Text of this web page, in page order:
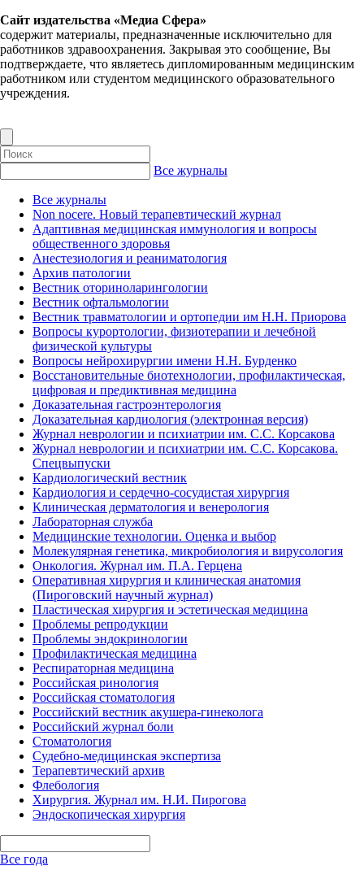
Сайт издательства «Медиа Сфера»
содержит материалы, предназначенные исключительно для
работников здравоохранения. Закрывая это сообщение, Вы
подтверждаете, что являетесь дипломированным медицинским
работником или студентом медицинского образовательного
учреждения.
Все журналы
Все журналы
Non nocere. Новый терапевтический журнал
Адаптивная медицинская иммунология и вопросы
общественного здоровья
Анестезиология и реаниматология
Архив патологии
Вестник оториноларингологии
Вестник офтальмологии
Вестник травматологии и ортопедии им Н.Н. Приорова
Вопросы курортологии, физиотерапии и лечебной
физической культуры
Вопросы нейрохирургии имени Н.Н. Бурденко
Восстановительные биотехнологии, профилактическая,
цифровая и предиктивная медицина
Доказательная гастроэнтерология
Доказательная кардиология (электронная версия)
Журнал неврологии и психиатрии им. С.С. Корсакова
Журнал неврологии и психиатрии им. С.С. Корсакова.
Спецвыпуски
Кардиологический вестник
Кардиология и сердечно-сосудистая хирургия
Клиническая дерматология и венерология
Лабораторная служба
Медицинские технологии. Оценка и выбор
Молекулярная генетика, микробиология и вирусология
Онкология. Журнал им. П.А. Герцена
Оперативная хирургия и клиническая анатомия
(Пироговский научный журнал)
Пластическая хирургия и эстетическая медицина
Проблемы репродукции
Проблемы эндокринологии
Профилактическая медицина
Респираторная медицина
Российская ринология
Российская стоматология
Российский вестник акушера-гинеколога
Российский журнал боли
Стоматология
Судебно-медицинская экспертиза
Терапевтический архив
Флебология
Хирургия. Журнал им. Н.И. Пирогова
Эндоскопическая хирургия
Все года